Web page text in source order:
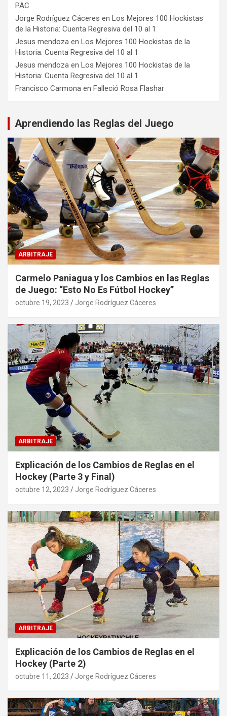
PAC
Jorge Rodríguez Cáceres en Los Mejores 100 Hockistas
de la Historia: Cuenta Regresiva del 10 al 1
Jesus mendoza en Los Mejores 100 Hockistas de la
Historia: Cuenta Regresiva del 10 al 1
Jesus mendoza en Los Mejores 100 Hockistas de la
Historia: Cuenta Regresiva del 10 al 1
Francisco Carmona en Falleció Rosa Flashar
Aprendiendo las Reglas del Juego
ARBITRAJE
Carmelo Paniagua y los Cambios en las Reglas
de Juego: “Esto No Es Fútbol Hockey”
octubre 19, 2023 Jorge Rodríguez Cáceres
ARBITRAJE
Explicación de los Cambios de Reglas en el
Hockey (Parte 3 y Final)
octubre 12, 2023 Jorge Rodríguez Cáceres
ARBITRAJE
Explicación de los Cambios de Reglas en el
Hockey (Parte 2)
octubre 11, 2023 Jorge Rodríguez Cáceres